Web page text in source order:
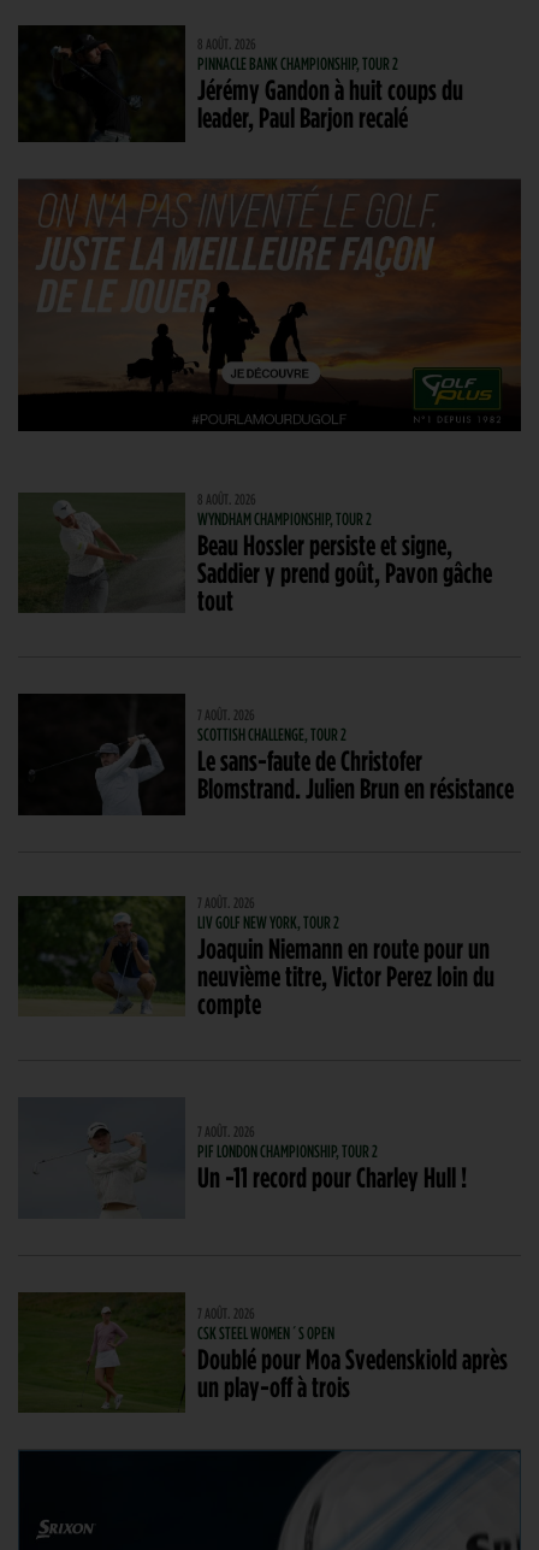
8 AOÛT. 2026
PINNACLE BANK CHAMPIONSHIP, TOUR 2
Jérémy Gandon à huit coups du
leader, Paul Barjon recalé
8 AOÛT. 2026
WYNDHAM CHAMPIONSHIP, TOUR 2
Beau Hossler persiste et signe,
Saddier y prend goût, Pavon gâche
tout
7 AOÛT. 2026
SCOTTISH CHALLENGE, TOUR 2
Le sans-faute de Christofer
Blomstrand. Julien Brun en résistance
7 AOÛT. 2026
LIV GOLF NEW YORK, TOUR 2
Joaquin Niemann en route pour un
neuvième titre, Victor Perez loin du
compte
7 AOÛT. 2026
PIF LONDON CHAMPIONSHIP, TOUR 2
Un -11 record pour Charley Hull !
7 AOÛT. 2026
CSK STEEL WOMEN´S OPEN
Doublé pour Moa Svedenskiold après
un play-off à trois